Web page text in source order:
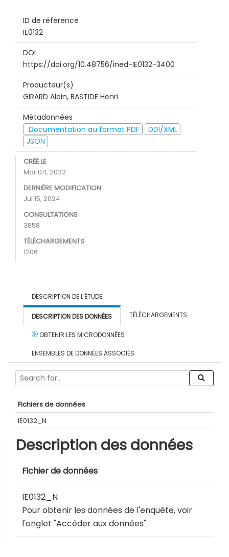
ID de référence
IE0132
DOI
https://doi.org/10.48756/ined-IE0132-3400
Producteur(s)
GIRARD Alain, BASTIDE Henri
Métadonnées
Documentation au format PDF
DDI/XML
JSON
CRÉÉ LE
Mar 04, 2022
DERNIÈRE MODIFICATION
Jul 15, 2024
CONSULTATIONS
3858
TÉLÉCHARGEMENTS
1206
DESCRIPTION DE L'ÉTUDE
DESCRIPTION DES DONNÉES TÉLÉCHARGEMENTS
OBTENIR LES MICRODONNÉES
ENSEMBLES DE DONNÉES ASSOCIÉS
Fichiers de données
IE0132_N
Description des données
Fichier de données
IE0132_N
Pour obtenir les données de l'enquête, voir
l'onglet "Accéder aux données".